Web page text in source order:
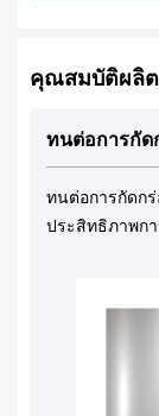
คุณสมบัติผลิ
ทนต่อการกัด
ทนต่อการกัดกร่
ประสิทธิภาพก